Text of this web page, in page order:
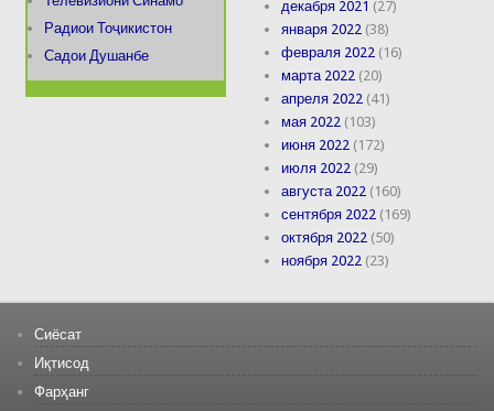
Радиои Тоҷикистон
Садои Душанбе
декабря 2021 (27)
января 2022 (38)
февраля 2022 (16)
марта 2022 (20)
апреля 2022 (41)
мая 2022 (103)
июня 2022 (172)
июля 2022 (29)
августа 2022 (160)
сентября 2022 (169)
октября 2022 (50)
ноября 2022 (23)
Сиёсат
Иқтисод
Фарҳанг